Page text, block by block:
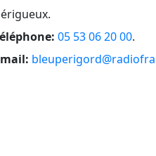
.
05 53 06 20 00.